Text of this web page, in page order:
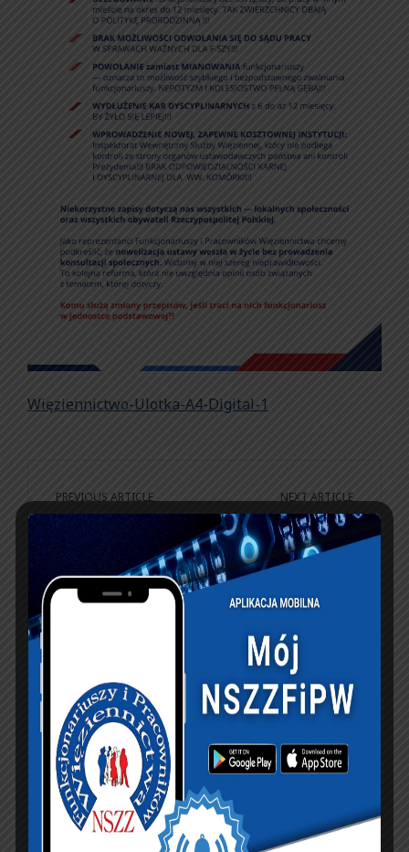
Więziennictwo-Ulotka-A4-Digital-1
PREVIOUS ARTICLE
Szkolna polisa NNW
dla dzieci
Funkcjonariuszy i
Pracowników Służby
Więziennej
NEXT ARTICLE
Komunikat Federacji
Związków
Zawodowych Służb
Mundurowych
KSIĘGA GOŚCI:
Zobacz księgę
dopisz do księgi